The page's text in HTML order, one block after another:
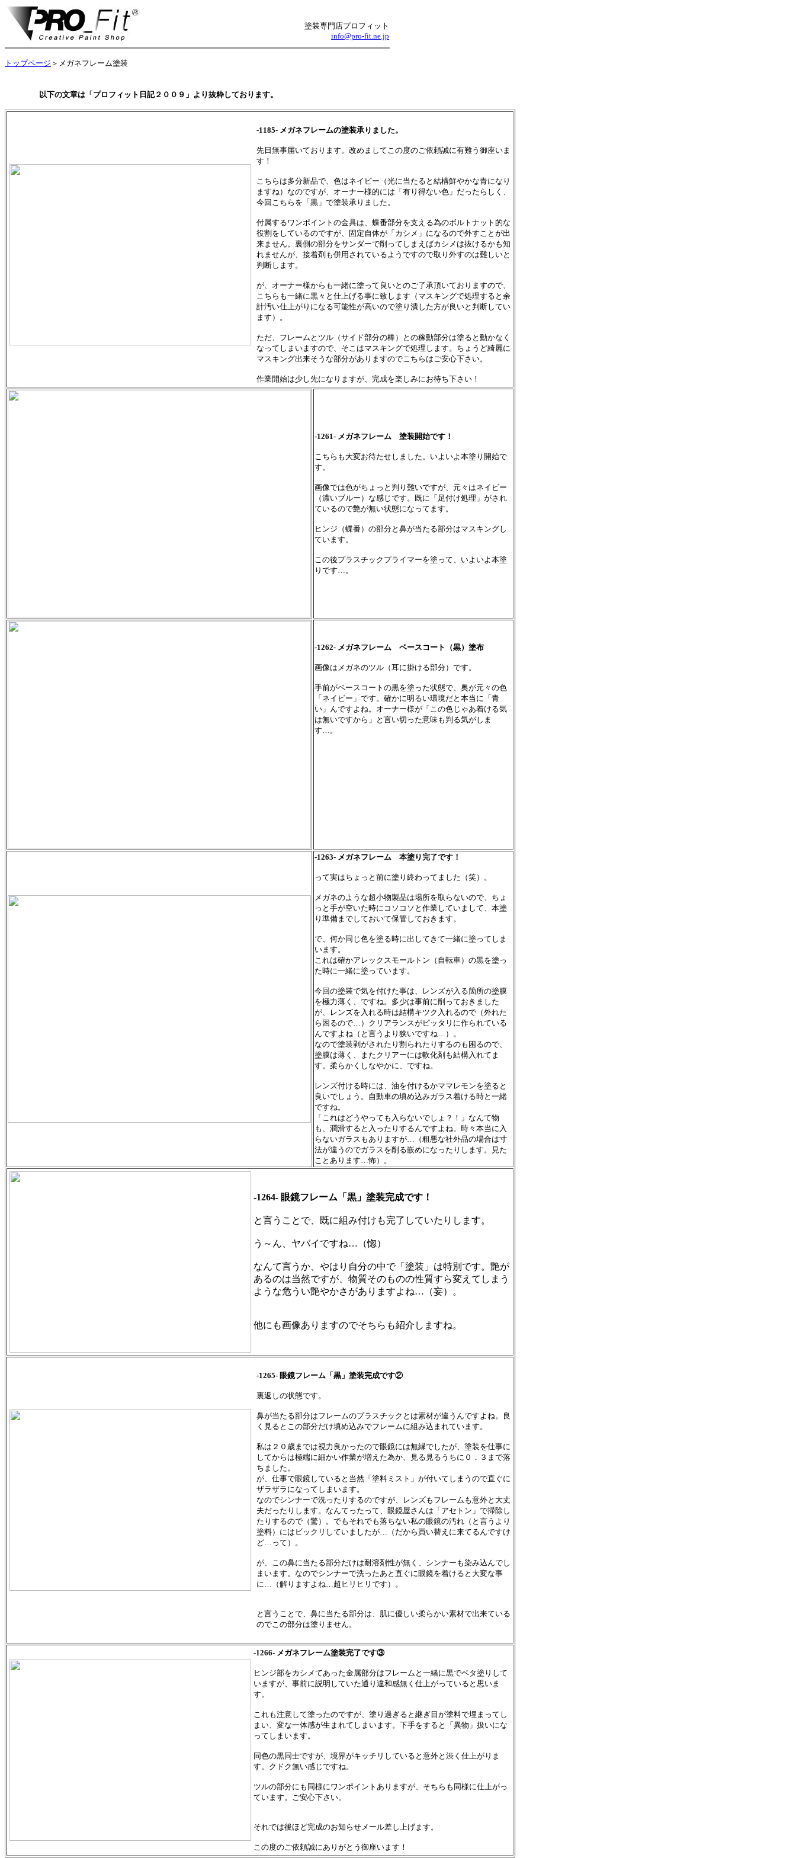
塗装専門店プロフィット
info@pro-fit.ne.jp
トップページ ＞メガネフレーム塗装
以下の文章は「プロフィット日記２００９」より抜粋しております。
-1185- メガネフレームの塗装承りました。
先日無事届いております。改めましてこの度のご依頼誠に有難う御座いま
す！
こちらは多分新品で、色はネイビー（光に当たると結構鮮やかな青になり
ますね）なのですが、オーナー様的には「有り得ない色」だったらしく、
今回こちらを「黒」で塗装承りました。
付属するワンポイントの金具は、蝶番部分を支える為のボルトナット的な
役割をしているのですが、固定自体が「カシメ」になるので外すことが出
来ません。裏側の部分をサンダーで削ってしまえばカシメは抜けるかも知
れませんが、接着剤も併用されているようですので取り外すのは難しいと
判断します。
が、オーナー様からも一緒に塗って良いとのご了承頂いておりますので、
こちらも一緒に黒々と仕上げる事に致します（マスキングで処理すると余
計汚い仕上がりになる可能性が高いので塗り潰した方が良いと判断してい
ます）。
ただ、フレームとツル（サイド部分の棒）との稼動部分は塗ると動かなく
なってしまいますので、そこはマスキングで処理します。ちょうど綺麗に
マスキング出来そうな部分がありますのでこちらはご安心下さい。
作業開始は少し先になりますが、完成を楽しみにお待ち下さい！
-1261- メガネフレーム 塗装開始です！
こちらも大変お待たせしました。いよいよ本塗り開始で
す。
画像では色がちょっと判り難いですが、元々はネイビー
（濃いブルー）な感じです。既に「足付け処理」がされ
ているので艶が無い状態になってます。
ヒンジ（蝶番）の部分と鼻が当たる部分はマスキングし
ています。
この後プラスチックプライマーを塗って、いよいよ本塗
りです…。
-1262- メガネフレーム ベースコート（黒）塗布
画像はメガネのツル（耳に掛ける部分）です。
手前がベースコートの黒を塗った状態で、奥が元々の色
「ネイビー」です。確かに明るい環境だと本当に「青
い」んですよね。オーナー様が「この色じゃあ着ける気
は無いですから」と言い切った意味も判る気がしま
す…。
-1263- メガネフレーム 本塗り完了です！
って実はちょっと前に塗り終わってました（笑）。
メガネのような超小物製品は場所を取らないので、ちょ
っと手が空いた時にコソコソと作業していまして、本塗
り準備までしておいて保管しておきます。
で、何か同じ色を塗る時に出してきて一緒に塗ってしま
います。
これは確かアレックスモールトン（自転車）の黒を塗っ
た時に一緒に塗っています。
今回の塗装で気を付けた事は、レンズが入る箇所の塗膜
を極力薄く、ですね。多少は事前に削っておきました
が、レンズを入れる時は結構キツク入れるので（外れた
ら困るので…）クリアランスがピッタリに作られている
んですよね（と言うより狭いですね…）。
なので塗装剥がされたり割られたりするのも困るので、
塗膜は薄く、またクリアーには軟化剤も結構入れてま
す。柔らかくしなやかに、ですね。
レンズ付ける時には、油を付けるかママレモンを塗ると
良いでしょう。自動車の填め込みガラス着ける時と一緒
ですね。
「これはどうやっても入らないでしょ？！」なんて物
も、潤滑すると入ったりするんですよね。時々本当に入
らないガラスもありますが…（粗悪な社外品の場合は寸
法が違うのでガラスを削る嵌めになったりします。見た
ことあります…怖）。
-1264- 眼鏡フレーム「黒」塗装完成です！
と言うことで、既に組み付けも完了していたりします。
う～ん、ヤバイですね…（惚）
なんて言うか、やはり自分の中で「塗装」は特別です。艶が
あるのは当然ですが、物質そのものの性質すら変えてしまう
ような危うい艶やかさがありますよね…（妄）。
他にも画像ありますのでそちらも紹介しますね。
-1265- 眼鏡フレーム「黒」塗装完成です②
裏返しの状態です。
鼻が当たる部分はフレームのプラスチックとは素材が違うんですよね。良
く見るとこの部分だけ填め込みでフレームに組み込まれています。
私は２０歳までは視力良かったので眼鏡には無縁でしたが、塗装を仕事に
してからは極端に細かい作業が増えた為か、見る見るうちに０．３まで落
ちました。
が、仕事で眼鏡していると当然「塗料ミスト」が付いてしまうので直ぐに
ザラザラになってしまいます。
なのでシンナーで洗ったりするのですが、レンズもフレームも意外と大丈
夫だったりします。なんてったって、眼鏡屋さんは「アセトン」で掃除し
たりするので（驚）。でもそれでも落ちない私の眼鏡の汚れ（と言うより
塗料）にはビックリしていましたが…（だから買い替えに来てるんですけ
ど…って）。
が、この鼻に当たる部分だけは耐溶剤性が無く、シンナーも染み込んでし
まいます。なのでシンナーで洗ったあと直ぐに眼鏡を着けると大変な事
に…（解りますよね…超ヒリヒリです）。
と言うことで、鼻に当たる部分は、肌に優しい柔らかい素材で出来ている
のでこの部分は塗りません。
-1266- メガネフレーム塗装完了です③
ヒンジ部をカシメてあった金属部分はフレームと一緒に黒でベタ塗りして
いますが、事前に説明していた通り違和感無く仕上がっていると思いま
す。
これも注意して塗ったのですが、塗り過ぎると継ぎ目が塗料で埋まってし
まい、変な一体感が生まれてしまいます。下手をすると「異物」扱いにな
ってしまいます。
同色の黒同士ですが、境界がキッチリしていると意外と渋く仕上がりま
す。クドク無い感じですね。
ツルの部分にも同様にワンポイントありますが、そちらも同様に仕上がっ
ています。ご安心下さい。
それでは後ほど完成のお知らせメール差し上げます。
この度のご依頼誠にありがとう御座います！